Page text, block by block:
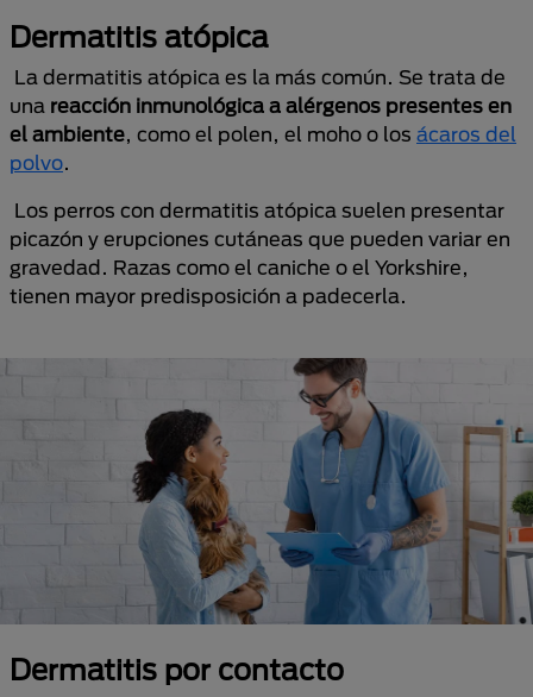
Dermatitis atópica
La dermatitis atópica es la más común. Se trata de
una reacción inmunológica a alérgenos presentes en
el ambiente, como el polen, el moho o los ácaros del
polvo.
Los perros con dermatitis atópica suelen presentar
picazón y erupciones cutáneas que pueden variar en
gravedad. Razas como el caniche o el Yorkshire,
tienen mayor predisposición a padecerla.
Dermatitis por contacto